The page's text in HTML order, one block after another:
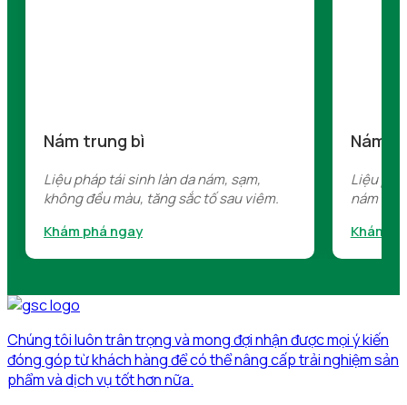
Nám trung bì
Liệu pháp tái sinh làn da nám, sạm,
không đều màu, tăng sắc tố sau viêm.
Khám phá ngay
Nám
Liệu
nám
Khám
Chúng tôi luôn trân trọng và mong đợi nhận được mọi ý kiến
đóng góp từ khách hàng để có thể nâng cấp trải nghiệm sản
phẩm và dịch vụ tốt hơn nữa.